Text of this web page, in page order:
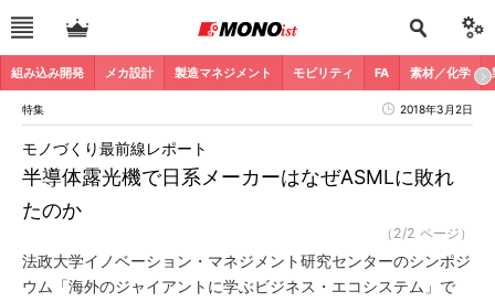
組み込み開発 メカ設計 製造マネジメント モビリティ FA 素材／化学
特集 2018年3月2日
半導体露光機で日系メーカーはなぜASMLに敗れ
たのか
モノづくり最前線レポート
（2/2 ページ）
法政大学イノベーション・マネジメント研究センターのシンポジ
ウム「海外のジャイアントに学ぶビジネス・エコシステム」で